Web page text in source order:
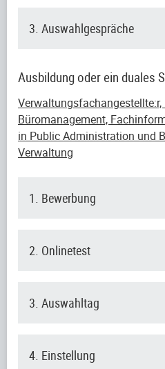
3. Auswahlgespräche
Ausbildung oder ein duales
Büromanagement,
in Public Administration und
Verwaltung
1. Bewerbung
2. Onlinetest
3. Auswahltag
4. Einstellung